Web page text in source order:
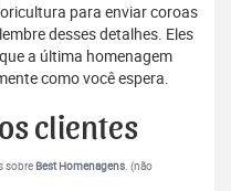
para enviar coroas
desses detalhes. Eles
a última homenagem
como você espera.
clientes
sobre Best Homenagens. (não